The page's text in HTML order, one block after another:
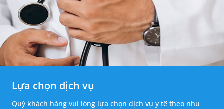
Lựa chọn dịch vụ
Quý khách hàng vui lòng lựa chọn dịch vụ y tế theo nhu